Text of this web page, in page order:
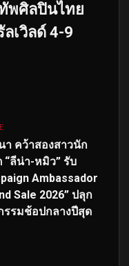
พศิลปินไทย
เวิลด์ 4-9
คว้าสองสาวนัก
“ลีน่า-หมิว” รับ
Ambassador
Sale 2026” ปลุก
รรมช้อปกลางปีสุด